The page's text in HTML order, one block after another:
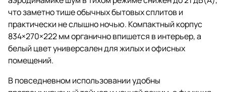
что заметно тише обычных бытовых сплитов и
практически не слышно ночью. Компактный корпус
834×270×222 мм органично впишется в интерьер, а
белый цвет универсален для жилых и офисных
помещений.
В повседневном использовании удобны